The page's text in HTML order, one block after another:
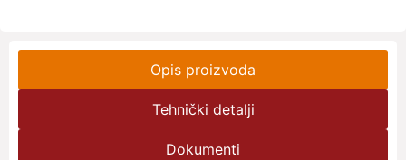
Opis proizvoda
Tehnički detalji
Dokumenti